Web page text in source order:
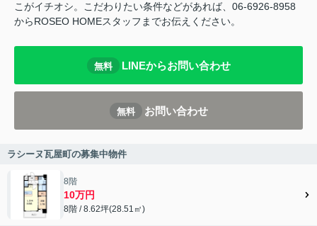
こがイチオシ。こだわりたい条件などがあれば、06-6926-8958
からROSEO HOMEスタッフまでお伝えください。
無料 LINEからお問い合わせ
無料 お問い合わせ
ラシーヌ瓦屋町の募集中物件
8階
10万円
8階 / 8.62坪(28.51㎡)